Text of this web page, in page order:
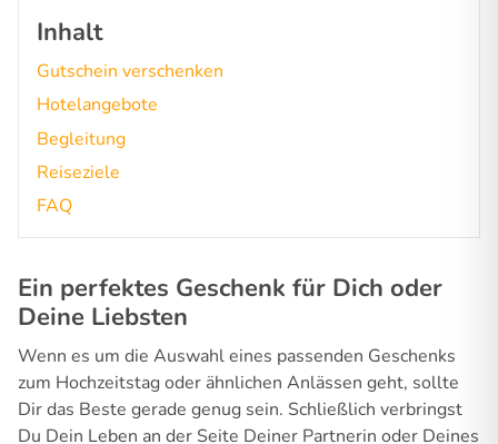
Inhalt
Gutschein verschenken
Hotelangebote
Begleitung
Reiseziele
FAQ
Ein perfektes Geschenk für Dich oder
Deine Liebsten
Wenn es um die Auswahl eines passenden Geschenks
zum Hochzeitstag oder ähnlichen Anlässen geht, sollte
Dir das Beste gerade genug sein. Schließlich verbringst
Du Dein Leben an der Seite Deiner Partnerin oder Deines